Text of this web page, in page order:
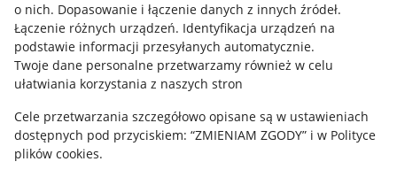
o nich. Dopasowanie i łączenie danych z innych źródeł.
Łączenie różnych urządzeń. Identyfikacja urządzeń na
podstawie informacji przesyłanych automatycznie.
Twoje dane personalne przetwarzamy również w celu
ułatwiania korzystania z naszych stron
Cele przetwarzania szczegółowo opisane są w ustawieniach
dostępnych pod przyciskiem: “ZMIENIAM ZGODY” i w Polityce
plików cookies.
Regulamin
Polityka plików "cookies"
Ustawienia plików "cookies"
Udostępnianie lokalizacji
Informacje dla Aktu o Usługach Cyfrowych